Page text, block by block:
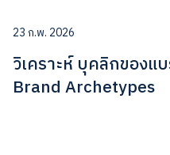
23 ก.พ. 2026
วิเคราะห์ บุคลิกของแ
Brand Archetypes